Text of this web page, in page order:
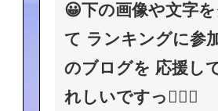
😀下の画像や文字
て ランキングに参
のブログを 応援し
れしいですっ🙇🏻‍♂️